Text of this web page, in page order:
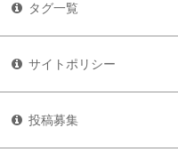
タグ一覧
サイトポリシー
投稿募集